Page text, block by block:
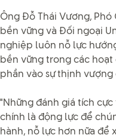
Ông Đỗ Thái Vương,
bền vững và Đối ngoại
nghiệp luôn nỗ lực
bền vững trong các
phần vào sự thịnh vượng
"Những đánh giá tích
chính là động lực để
hành, nỗ lực hơn nữa để